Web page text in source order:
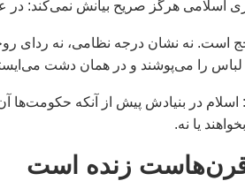
است. نه نشان درجه نظامی، نه ردای
را می‌پوشند و در همان دشت
اسلام در بنیادش پیش از آنکه حکومت‌ها
یا نه.
قرن‌هاست زنده است